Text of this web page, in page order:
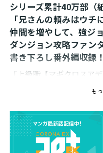
シリーズ累計40万部（
「兄さんの頼みはウチ
仲間を増やして、強ジ
ダンジョン攻略ファン
書き下ろし番外編収録！
「上級職【マギクロスア
ゲーマーPN・ゼフィルス
抜いた。
上級装備を作製するため
〈上級転職【ランクアッ
〈金箱〉産レシピを交渉
も